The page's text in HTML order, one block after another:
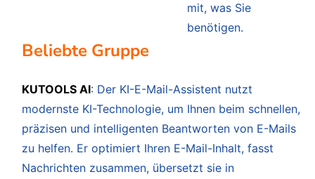
mit, was Sie
benötigen.
Beliebte Gruppe
KUTOOLS AI: Der KI-E-Mail-Assistent nutzt
modernste KI-Technologie, um Ihnen beim schnellen,
präzisen und intelligenten Beantworten von E-Mails
zu helfen. Er optimiert Ihren E-Mail-Inhalt, fasst
Nachrichten zusammen, übersetzt sie in